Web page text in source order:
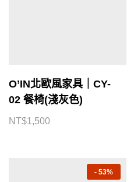
O’IN北歐風家具｜CY-
02 餐椅(淺灰色)
NT$1,500
- 53%